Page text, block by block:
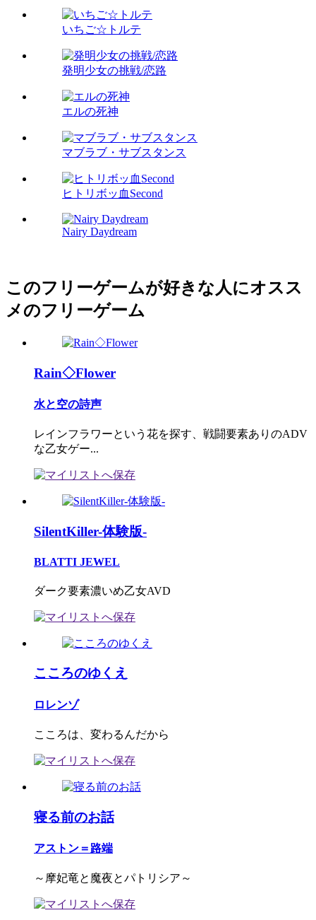
いちご☆トルテ
発明少女の挑戦/恋路
エルの死神
マブラブ・サブスタンス
ヒトリボッ血Second
Nairy Daydream
このフリーゲームが好きな人にオスス
メのフリーゲーム
Rain◇Flower
水と空の詩声
レインフラワーという花を探す、戦闘要素ありのADV
な乙女ゲー...
SilentKiller-体験版-
BLATTI JEWEL
ダーク要素濃いめ乙女AVD
こころのゆくえ
ロレンゾ
こころは、変わるんだから
寝る前のお話
アストン＝路端
～摩妃竜と魔夜とパトリシア～